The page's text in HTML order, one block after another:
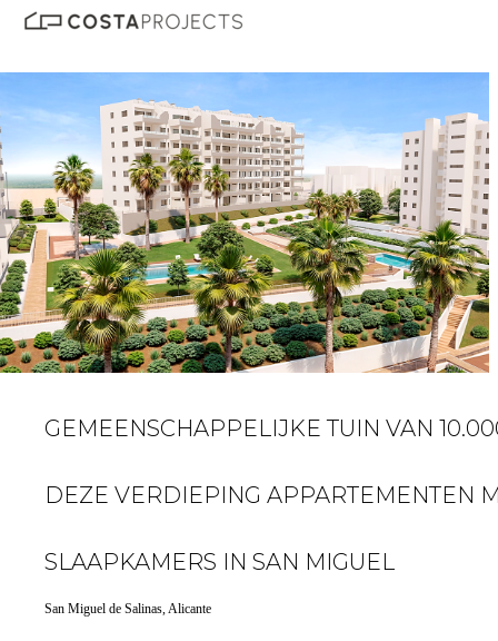
GEMEENSCHAPPELIJKE TUIN VAN
DEZE VERDIEPING APPARTEMENTEN
SLAAPKAMERS IN SAN MIGUEL
San Miguel de Salinas, Alicante